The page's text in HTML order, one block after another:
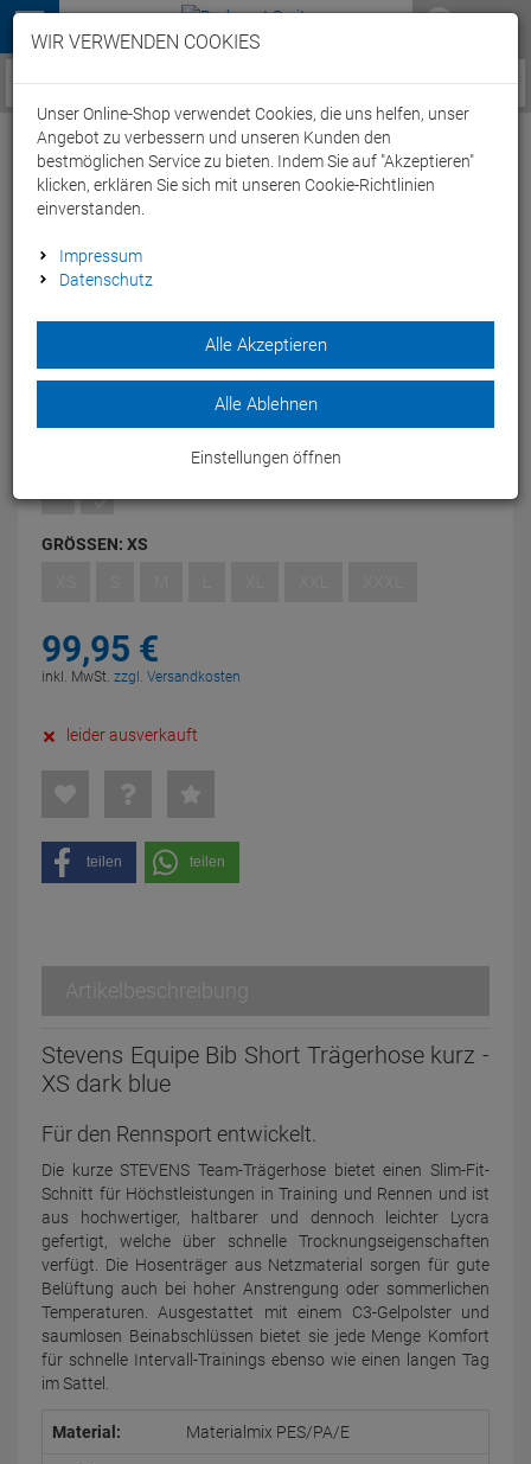
Menü
Service / Hilfe
Stevens Equipe Bib Short Trägerhose kurz -
XS dark blue
Die Stevens Equipe Bib Short Trägerhose ist gut durchlüftet
und hat elastische Trägergurte.
DARK BLUE
GRÖSSEN: XS
99,95 €
inkl. MwSt. zzgl. Versandkosten
leider ausverkauft
teilen teilen
Artikelbeschreibung
Stevens Equipe Bib Short Trägerhose kurz -
XS dark blue
Für den Rennsport entwickelt.
Die kurze STEVENS Team-Trägerhose bietet einen Slim-Fit-
Schnitt für Höchstleistungen in Training und Rennen und ist
aus hochwertiger, haltbarer und dennoch leichter Lycra
gefertigt, welche über schnelle Trocknungseigenschaften
verfügt. Die Hosenträger aus Netzmaterial sorgen für gute
Belüftung auch bei hoher Anstrengung oder sommerlichen
Temperaturen. Ausgestattet mit einem C3-Gelpolster und
saumlosen Beinabschlüssen bietet sie jede Menge Komfort
für schnelle Intervall-Trainings ebenso wie einen langen Tag
im Sattel.
Material: Materialmix PES/PA/E
WIR VERWENDEN COOKIES
Unser Online-Shop verwendet Cookies, die uns helfen, unser
Angebot zu verbessern und unseren Kunden den
bestmöglichen Service zu bieten. Indem Sie auf "Akzeptieren"
klicken, erklären Sie sich mit unseren Cookie-Richtlinien
einverstanden.
Impressum
Datenschutz
Alle Akzeptieren
Alle Ablehnen
Einstellungen öffnen